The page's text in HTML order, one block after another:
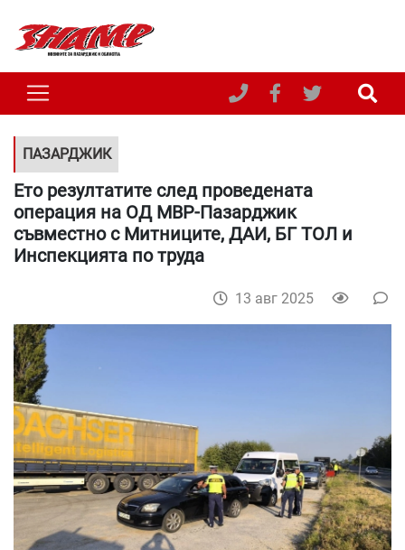
ПАЗАРДЖИК
Ето резултатите след проведената
операция на ОД МВР-Пазарджик
съвместно с Митниците, ДАИ, БГ ТОЛ и
Инспекцията по труда
13 авг 2025